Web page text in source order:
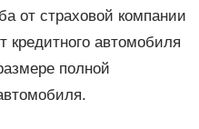
от страховой компании
кредитного автомобиля
полной